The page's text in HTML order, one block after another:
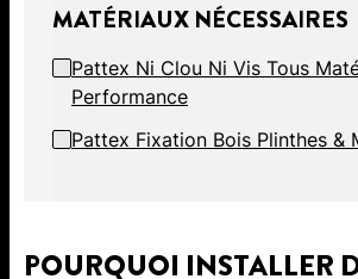
POURQUOI INSTALLER
MATÉRIAUX NÉCESSAIRES
Pattex Ni Clou Ni Vis Tous
Performance
Pattex Fixation Bois Plinthes &